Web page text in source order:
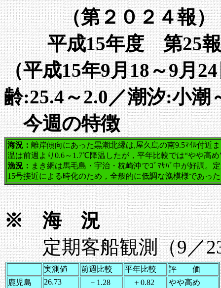
（第２０２４報）
平成15年度 第25報
（平成15年9月18～9月
齢:25.4～2.0／潮汐:小潮
今週の特徴
海況： 離岸傾向にあった黒潮北縁は,屋久島の南9.5ﾏｲﾙ付近
温は前週より0.6～1.7℃降温したが，平年比較では“やや高
漁況： まき網は馬毛島・宇治・枕崎沖でｺﾞﾏｻﾊﾞ中が好調。
15号接近による時化のため，全般的に低調な漁模様であっ
※ 海 況
定期客船観測（9／23
実測値 前週比較 平年比較
評 価
鹿児島
26.73 －1.28 ＋0.82
やや高め